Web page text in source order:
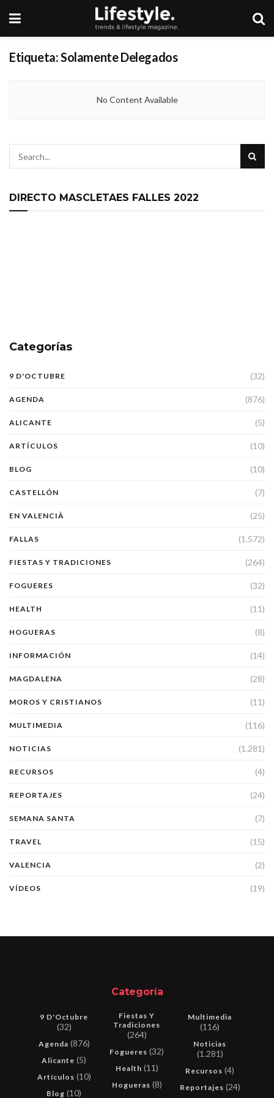
Etiqueta:Solamente Delegados
No Content Available
DIRECTO MASCLETAES FALLES 2022
Categorías
9 D'OCTUBRE (32)
AGENDA (876)
ALICANTE (5)
ARTÍCULOS (10)
BLOG (10)
CASTELLÓN (7)
EN VALENCIÀ (25)
FALLAS (1.572)
FIESTAS Y TRADICIONES (264)
FOGUERES (32)
HEALTH (11)
HOGUERAS (8)
INFORMACIÓN (14)
MAGDALENA (28)
MOROS Y CRISTIANOS (11)
MULTIMEDIA (116)
NOTICIAS (1.281)
RECURSOS (4)
REPORTAJES (24)
SEMANA SANTA (7)
TRAVEL (15)
VALENCIA (2)
VÍDEOS (19)
Categoría
9 D'Octubre
(32)
Agenda (876)
Alicante (5)
Artículos (10)
Blog (10)
Fiestas Y
Tradiciones
(264)
Fogueres (32)
Health (11)
Hogueras (8)
Multimedia
(116)
Noticias
(1.281)
Recursos (4)
Reportajes (24)